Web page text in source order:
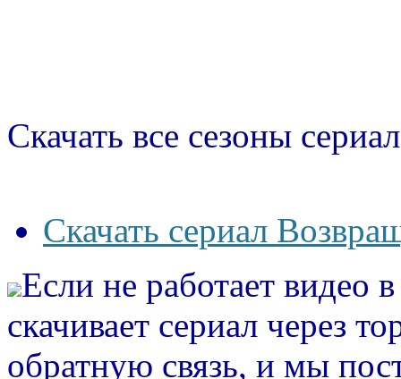
Скачать все сезоны
Скачать сериал
Если не работает видео
скачивает сериал через
обратную связь, и мы